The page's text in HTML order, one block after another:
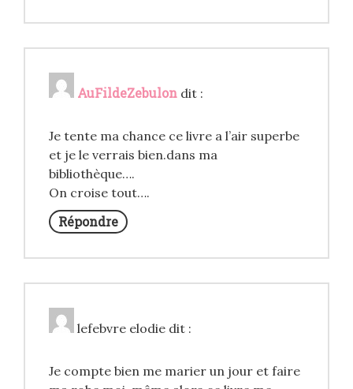
AuFildeZebulon dit :
Je tente ma chance ce livre a l’air superbe
et je le verrais bien.dans ma
bibliothèque….
On croise tout….
Répondre
lefebvre elodie dit :
Je compte bien me marier un jour et faire